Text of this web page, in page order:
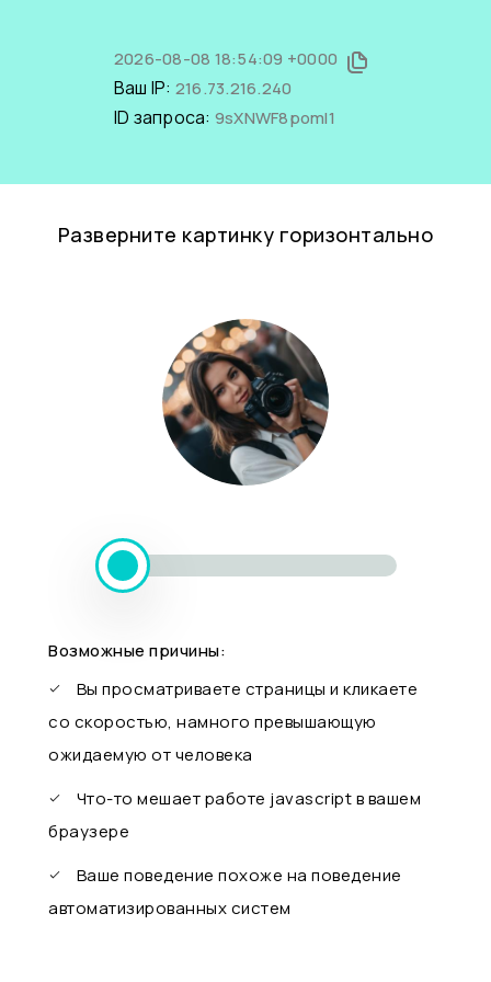
2026-08-08 18:54:09 +0000
Ваш IP: 216.73.216.240
ID запроса: 9sXNWF8pomI1
Разверните картинку горизонтально
Возможные причины:
Вы просматриваете страницы и кликаете
со скоростью, намного превышающую
ожидаемую от человека
Что-то мешает работе javascript в вашем
браузере
Ваше поведение похоже на поведение
автоматизированных систем